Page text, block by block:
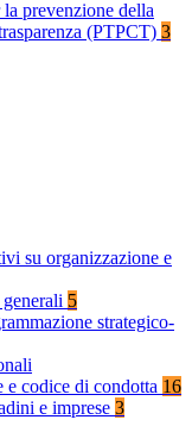
prevenzione della
(PTPCT) 3
su organizzazione e
5
strategico-
codice di condotta 16
e imprese 3